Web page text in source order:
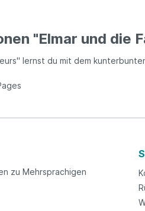
"Elmar und die
lernst du mit dem
zu Mehrsprachigen